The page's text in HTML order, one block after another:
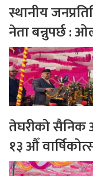
स्थानीय
नेता बन्नुपर्छ :
तेघरीको सैनिक
१३ औँ